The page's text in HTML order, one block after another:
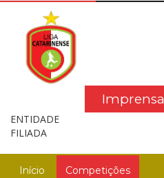
Imprensa
ENTIDADE
FILIADA
Início Competições